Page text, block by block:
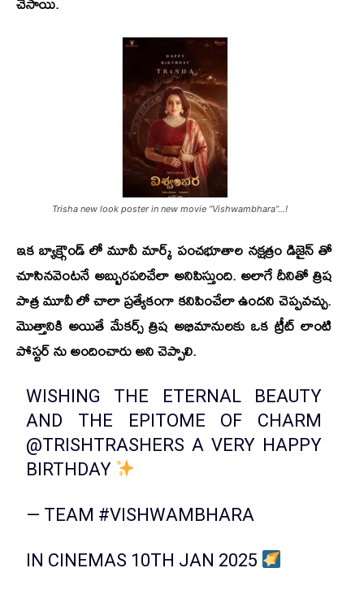
Trisha new look poster in new movie “Vishwambhara”…!
ఇక బ్యాక్గ్రౌండ్ లో మూవీ మార్క్ పంచభూతాల నక్షత్రం డిజైన్ తో
చూసినవెంటనే అబ్బురపరిచేలా అనిపిస్తుంది. అలాగే దీనితో త్రిష
పాత్ర మూవీ లో చాలా ప్రత్యేకంగా కనిపించేలా ఉందని చెప్పవచ్చు.
మొత్తానికి అయితే మేకర్స్ త్రిష అభిమానులకు ఒక ట్రీట్ లాంటి
పోస్టర్ ను అందించారు అని చెప్పాలి.
WISHING THE ETERNAL BEAUTY
AND THE EPITOME OF CHARM
@TRISHTRASHERS A VERY HAPPY
BIRTHDAY
— TEAM #VISHWAMBHARA
IN CINEMAS 10TH JAN 2025